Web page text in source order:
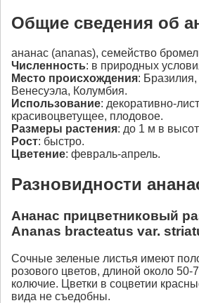
Общие сведения об
ананас (ananas), семейство
Численность: в природных
Место происхождения:
Венесуэла, Колумбия.
Использование: декоративно-
красивоцветущее, плодовое.
Размеры растения: до 1 м в
Рост: быстро.
Цветение: февраль-апрель.
Разновидности
Ананас прицветниковый
Ananas bracteatus var.
Сочные зеленые листья имеют
розового цветов, длиной около 50-
колючие. Цветки в соцветии
вида не съедобны.